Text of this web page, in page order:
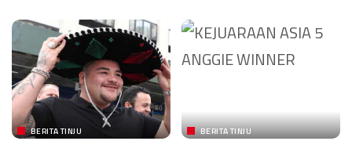
BERITA TINJU BERITA TINJU